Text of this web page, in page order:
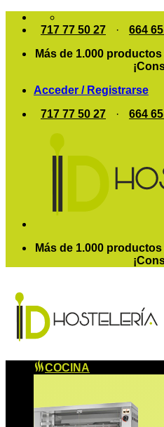
Saltar
717 77 50 27 · 664
Más de 1.000
Acceder / Registrarse
717 77 50 27
· 664
Más de 1.000
COCINA